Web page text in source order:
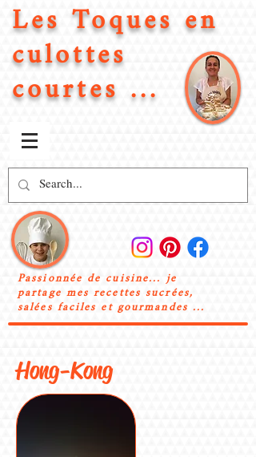
Les Toques en
culottes
courtes ...
Passionnée de cuisine... je
partage mes recettes sucrées,
salées faciles et gourmandes ...
Hong-Kong